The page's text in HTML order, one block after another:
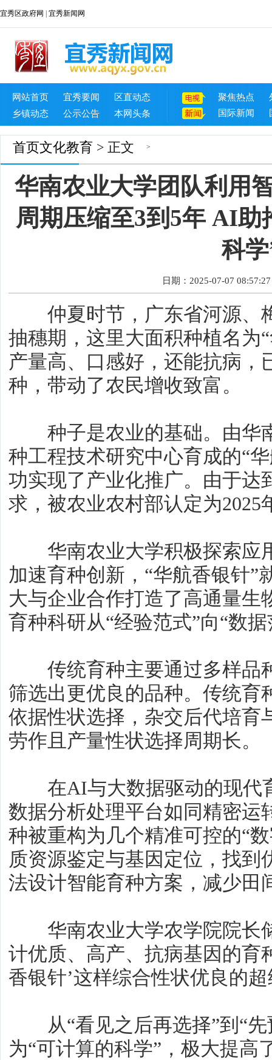
宜秀区政府网 宜秀新闻网
网站首页 宜秀要闻
区直动态
乡镇动态
公示公告 本网头条
聚焦热点
国际新闻
首页 >
文化教育 > 正文
华南农业大学团队利用
周期压缩至3到5年 AI助
科
日期：2025-07-07 08:57:27
仲夏时节，广东省河源、
抽穗期，这里大面积种植名为
产量高、口感好，还能抗病，
种，带动了农民增收致富。
种子是农业的基础。由华
种工程技术研究中心育成的“
功实现了产业化推广。由于达
求，被农业农村部认定为2025
华南农业大学积极探索应
加速育种创新，“华航香银针”
大与企业合作打造了高通量生
育种科研从“经验范式”向“数
传统育种主要通过多样品
筛选出更优良的品种。传统育
依据性状选择，杂交后代培育
劳作且产量性状选择周期长。
在AI与大数据驱动的现代
数据分析处理平台如同精密运
种被重构为几个精准可控的“
质资源鉴定与基因定位，找到
法设计智能育种方案，减少田
华南农业大学农学院院长
计优质、高产、抗病基因的育
香银针’这样综合性状优良的
从“看见之后再选择”到“先
为“可计算的科学”，极大提高